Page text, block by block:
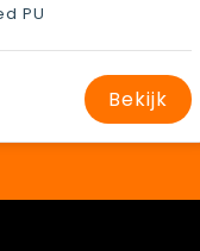
PU
Bekijk